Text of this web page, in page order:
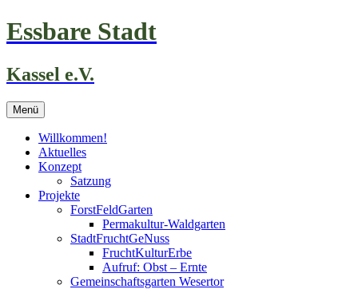
Zum
Inhalt
Essbare Stadt
Kassel e.V.
Menü
Willkommen!
Aktuelles
Konzept
Satzung
Projekte
ForstFeldGarten
Permakultur-Waldgarten
StadtFruchtGeNuss
FruchtKulturErbe
Aufruf: Obst – Ernte
Gemeinschaftsgarten Wesertor